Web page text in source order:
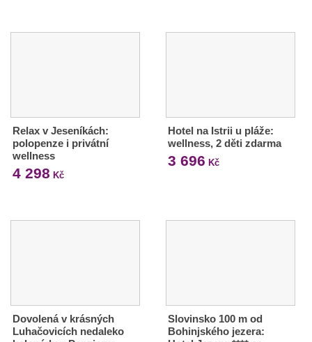
Relax v Jeseníkách:
polopenze i privátní
wellness
4 298 Kč
Hotel na Istrii u pláže:
wellness, 2 děti zdarma
3 696 Kč
Dovolená v krásných
Luhačovicích nedaleko
Slovinsko 100 m od
Bohinjského jezera: